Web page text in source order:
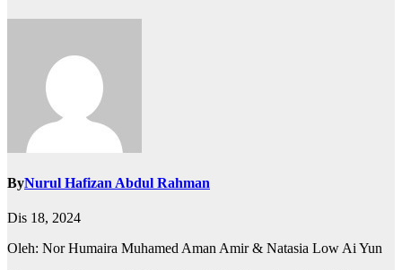
ByNurul Hafizan Abdul Rahman
Dis 18, 2024
Oleh: Nor Humaira Muhamed Aman Amir & Natasia Low Ai Yun